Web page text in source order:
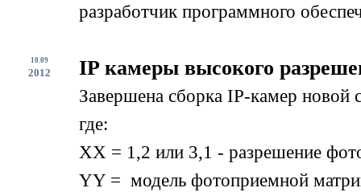
разработчик программного
10.09
2012 IP камеры высокого
Завершена сборка IP-камер
где:
XX = 1,2 или 3,1 - разрешение
YY = модель фотоприемной